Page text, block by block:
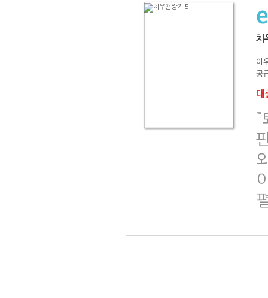
치
이
공
대